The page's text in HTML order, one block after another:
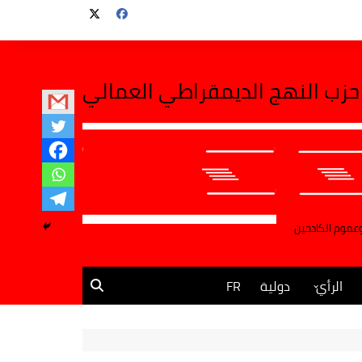
حزب النهج الديمقراطي العمالي
الكادحين
الرأي دولية FR